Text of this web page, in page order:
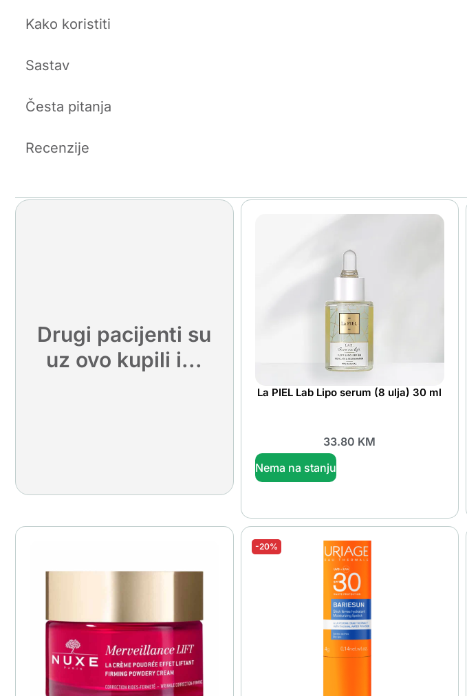
Kako koristiti
Sastav
Česta pitanja
Recenzije
Drugi pacijenti su
uz ovo kupili i...
La PIEL Lab Lipo serum (8 ulja) 30 ml
33.80 KM
Nema na stanju
-20%